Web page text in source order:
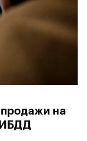
на